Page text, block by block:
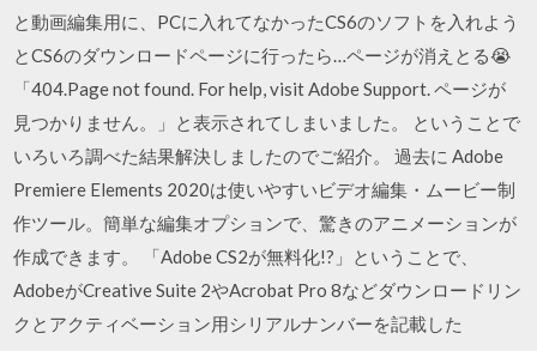
と動画編集用に、PCに入れてなかったCS6のソフトを入れよう
とCS6のダウンロードページに行ったら…ページが消えとる😭
「404.Page not found. For help, visit Adobe Support. ページが
見つかりません。」と表示されてしまいました。 ということで
いろいろ調べた結果解決しましたのでご紹介。 過去に Adobe
Premiere Elements 2020は使いやすいビデオ編集・ムービー制
作ツール。簡単な編集オプションで、驚きのアニメーションが
作成できます。 「Adobe CS2が無料化!?」ということで、
AdobeがCreative Suite 2やAcrobat Pro 8などダウンロードリン
クとアクティベーション用シリアルナンバーを記載した